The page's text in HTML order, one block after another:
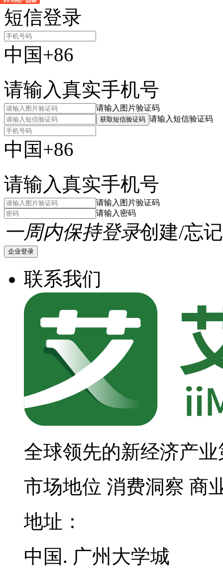
短信登录
中国+86
请输入真实手机号
请输入图片验证码
获取短信验证码 请输入短信验证码
中国+86
请输入真实手机号
请输入图片验证码
请输入密码
一周内保持登录创建/忘
企业登录
联系我们
全球领先的新经济产
市场地位 消费洞察 商
地址：
中国. 广州大学城